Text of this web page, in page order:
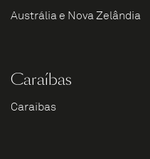
Austrália e Nova Zelândia
Caraíbas
Caraíbas